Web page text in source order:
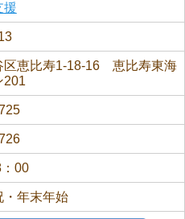
援
区恵比寿1-18-16 恵比寿東海
201
00
・年末年始